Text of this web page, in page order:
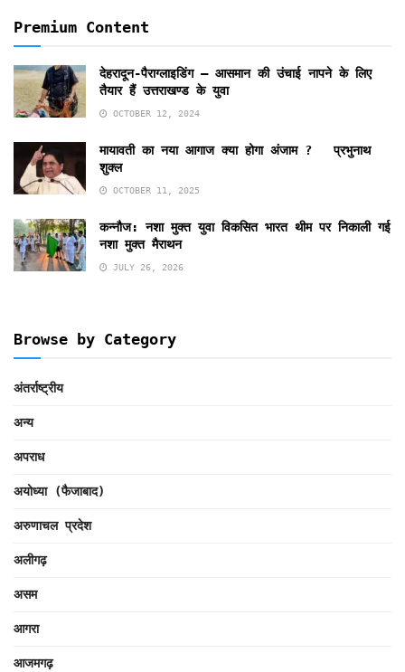
Premium Content
देहरादून-पैराग्लाइडिंग – आसमान की उंचाई नापने के लिए
तैयार हैं उत्तराखण्ड के युवा
OCTOBER 12, 2024
मायावती का नया आगाज क्या होगा अंजाम ? प्रभुनाथ
शुक्ल
OCTOBER 11, 2025
कन्नौज: नशा मुक्त युवा विकसित भारत थीम पर निकाली गई
नशा मुक्त मैराथन
JULY 26, 2026
Browse by Category
अंतर्राष्ट्रीय
अन्य
अपराध
अयोध्या (फैजाबाद)
अरुणाचल प्रदेश
अलीगढ़
असम
आगरा
आजमगढ़